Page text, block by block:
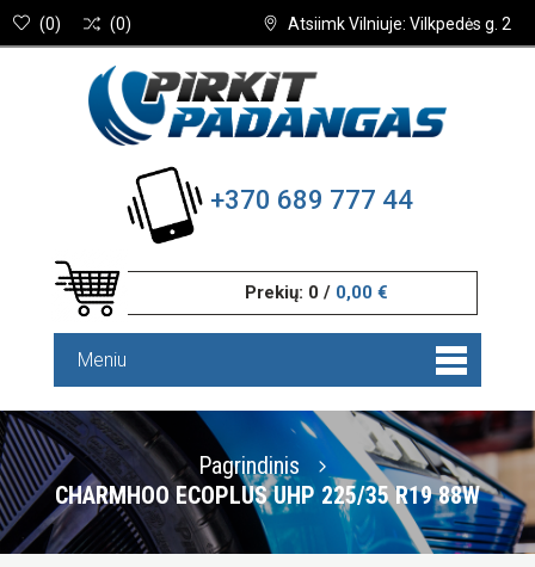
Atsiimk Vilniuje: Vilkpedės g. 2
(0) (0)
+370 689 777 44
Prekių: 0 / 0,00 €
Meniu
Pagrindinis
CHARMHOO ECOPLUS UHP 225/35 R19 88W